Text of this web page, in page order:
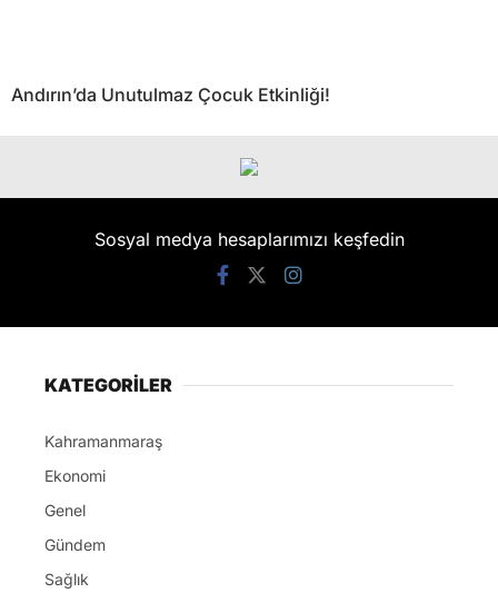
Andırın’da Unutulmaz Çocuk Etkinliği!
Sosyal medya hesaplarımızı keşfedin
KATEGORİLER
Kahramanmaraş
Ekonomi
Genel
Gündem
Sağlık